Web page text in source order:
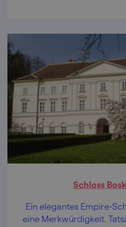
Schloss
Ein elegantes Empire-
eine Merkwürdigkeit.